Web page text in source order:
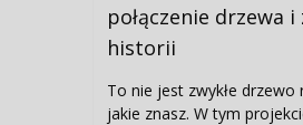
połączenie drzewa i
historii
To nie jest zwykłe drzewo
jakie znasz. W tym